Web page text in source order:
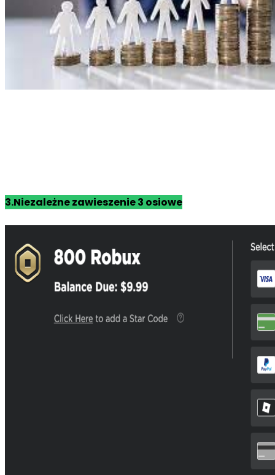
3.Niezależne zawieszenie 3 osiowe